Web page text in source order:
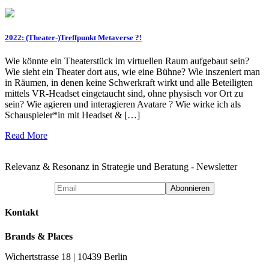
2022: (Theater-)Treffpunkt Metaverse ?!
Wie könnte ein Theaterstück im virtuellen Raum aufgebaut sein?
Wie sieht ein Theater dort aus, wie eine Bühne? Wie inszeniert man
in Räumen, in denen keine Schwerkraft wirkt und alle Beteiligten
mittels VR-Headset eingetaucht sind, ohne physisch vor Ort zu
sein? Wie agieren und interagieren Avatare ? Wie wirke ich als
Schauspieler*in mit Headset & […]
Read More
Relevanz & Resonanz in Strategie und Beratung - Newsletter
Kontakt
Brands & Places
Wichertstrasse 18 | 10439 Berlin